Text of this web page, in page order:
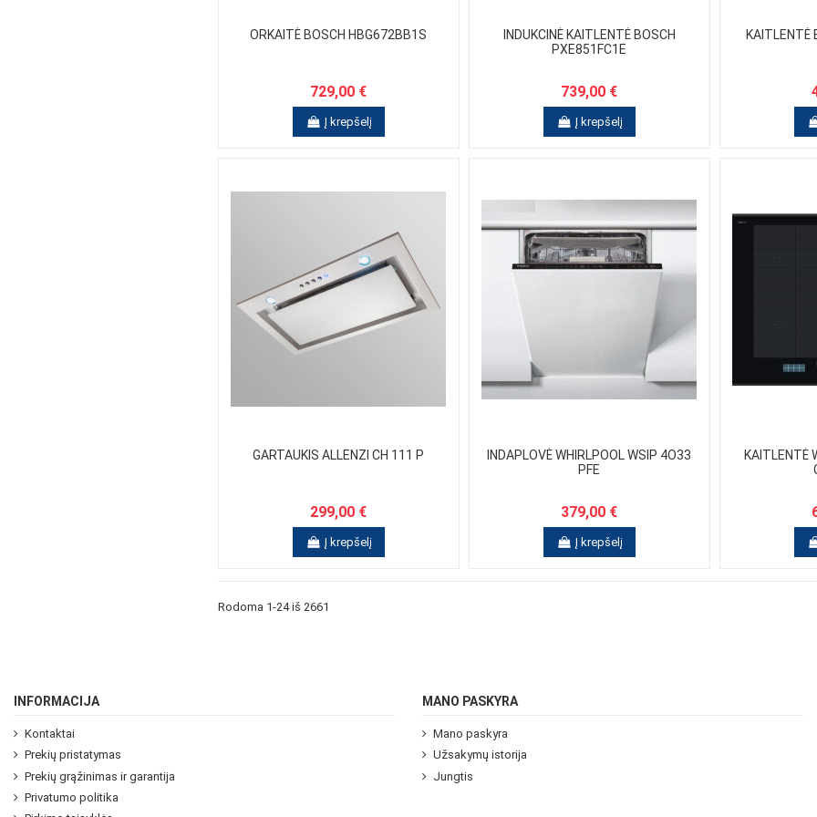
ORKAITĖ BOSCH HBG672BB1S
729,00 €
Į krepšelį
INDUKCINĖ KAITLENTĖ BOSCH
PXE851FC1E
739,00 €
Į krepšelį
KAITLENTĖ
GARTAUKIS ALLENZI CH 111 P
299,00 €
Į krepšelį
INDAPLOVĖ WHIRLPOOL WSIP 4O33
PFE
379,00 €
Į krepšelį
KAITLENTĖ
Rodoma 1-24 iš 2661
INFORMACIJA
Kontaktai
Prekių pristatymas
Prekių grąžinimas ir garantija
Privatumo politika
MANO PASKYRA
Mano paskyra
Užsakymų istorija
Jungtis